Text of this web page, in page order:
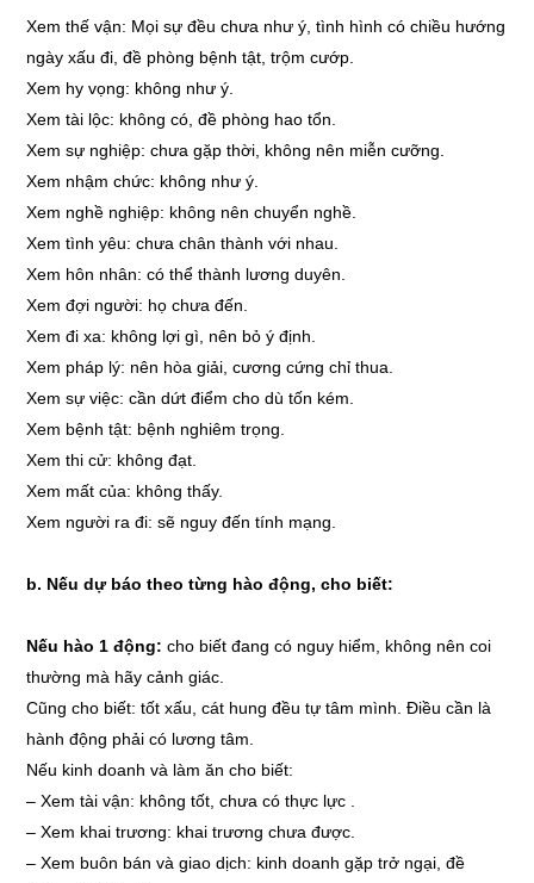
Xem thế vận: Mọi sự đều chưa như ý, tình hình có chiều hướng
ngày xấu đi, đề phòng bệnh tật, trộm cướp.
Xem hy vọng: không như ý.
Xem tài lộc: không có, đề phòng hao tổn.
Xem sự nghiệp: chưa gặp thời, không nên miễn cưỡng.
Xem nhậm chức: không như ý.
Xem nghề nghiệp: không nên chuyển nghề.
Xem tình yêu: chưa chân thành với nhau.
Xem hôn nhân: có thể thành lương duyên.
Xem đợi người: họ chưa đến.
Xem đi xa: không lợi gì, nên bỏ ý định.
Xem pháp lý: nên hòa giải, cương cứng chỉ thua.
Xem sự việc: cần dứt điểm cho dù tốn kém.
Xem bệnh tật: bệnh nghiêm trọng.
Xem thi cử: không đạt.
Xem mất của: không thấy.
Xem người ra đi: sẽ nguy đến tính mạng.
b. Nếu dự báo theo từng hào động, cho biết:
Nếu hào 1 động: cho biết đang có nguy hiểm, không nên coi
thường mà hãy cảnh giác.
Cũng cho biết: tốt xấu, cát hung đều tự tâm mình. Điều cần là
hành động phải có lương tâm.
Nếu kinh doanh và làm ăn cho biết:
– Xem tài vận: không tốt, chưa có thực lực .
– Xem khai trương: khai trương chưa được.
– Xem buôn bán và giao dịch: kinh doanh gặp trở ngại, đề